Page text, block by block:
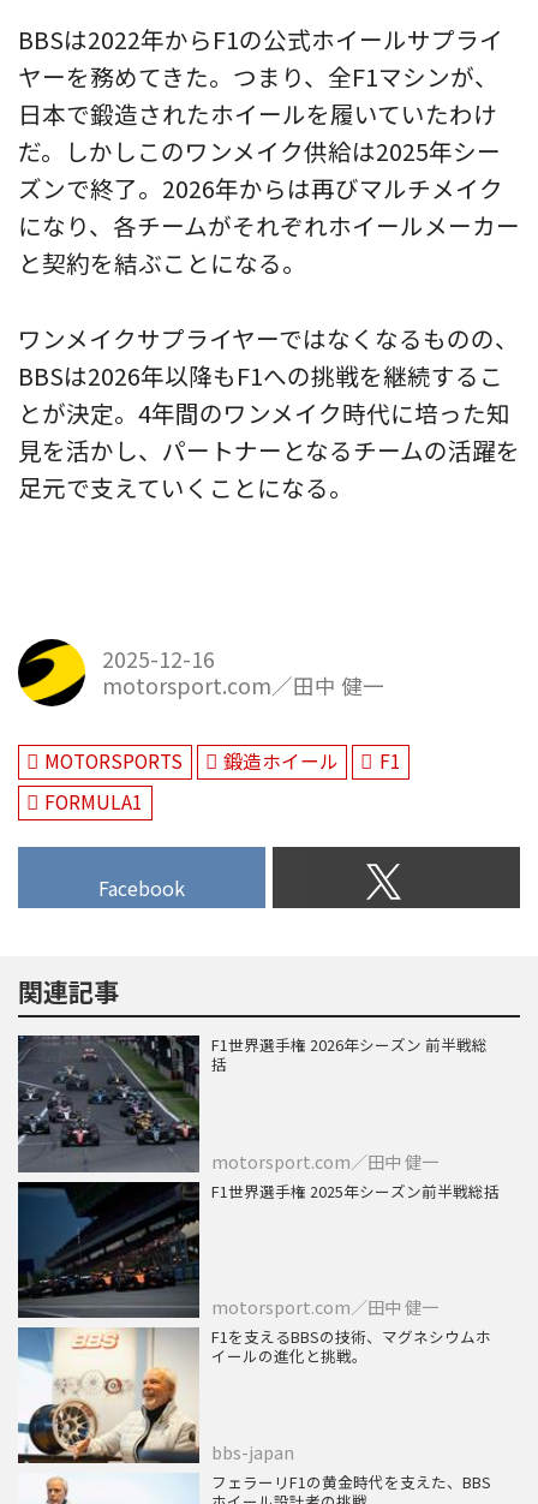
BBSは2022年からF1の公式ホイールサプライ
ヤーを務めてきた。つまり、全F1マシンが、
日本で鍛造されたホイールを履いていたわけ
だ。しかしこのワンメイク供給は2025年シー
ズンで終了。2026年からは再びマルチメイク
になり、各チームがそれぞれホイールメーカー
と契約を結ぶことになる。
ワンメイクサプライヤーではなくなるものの、
BBSは2026年以降もF1への挑戦を継続するこ
とが決定。4年間のワンメイク時代に培った知
見を活かし、パートナーとなるチームの活躍を
足元で支えていくことになる。
2025-12-16
motorsport.com／田中 健一
MOTORSPORTS 鍛造ホイール
F1
FORMULA1
Facebook
関連記事
F1世界選手権 2026年シーズン 前半戦総
括
motorsport.com／田中 健一
F1世界選手権 2025年シーズン前半戦総括
motorsport.com／田中 健一
F1を支えるBBSの技術、マグネシウムホ
イールの進化と挑戦。
bbs-japan
フェラーリF1の黄金時代を支えた、BBS